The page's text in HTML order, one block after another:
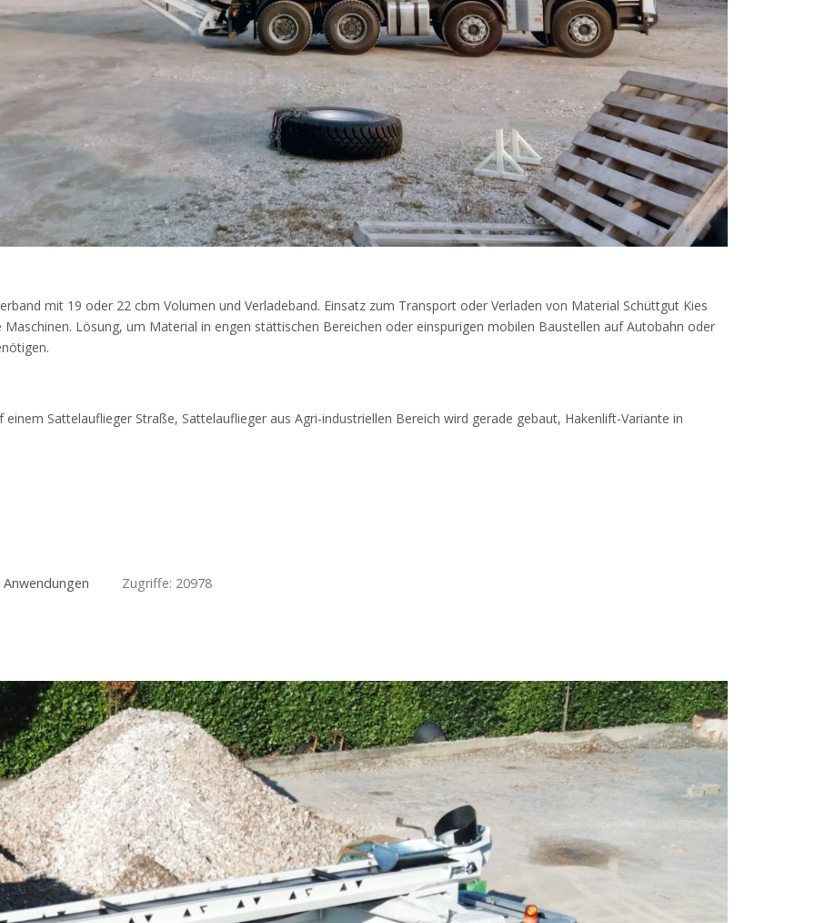
mit 19 oder 22 cbm Volumen und Verladeband. Einsatz zum Transport oder Verladen von Material Schüttgut Kies
Lösung, um Material in engen stättischen Bereichen oder einspurigen mobilen Baustellen auf Autobahn oder
Sattelauflieger Straße, Sattelauflieger aus Agri-industriellen Bereich wird gerade gebaut, Hakenlift-Variante in
Zugriffe: 20978